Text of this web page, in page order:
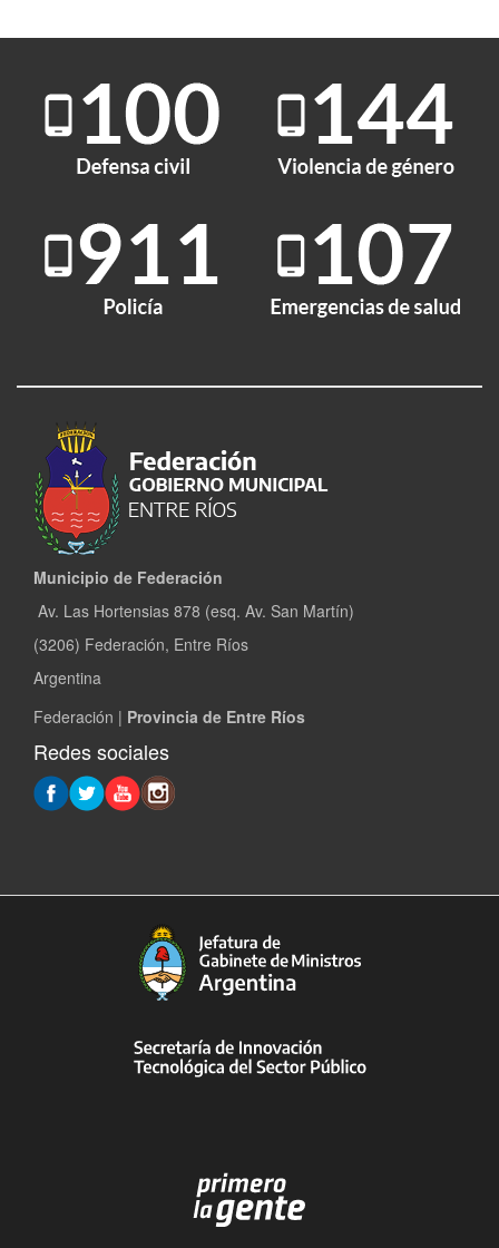
Municipio de Federación
Av. Las Hortensias 878 (esq. Av. San Martín)
(3206) Federación, Entre Ríos
Argentina
Federación | Provincia de Entre Ríos
Redes sociales